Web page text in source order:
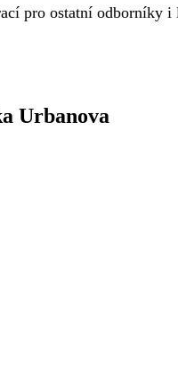
pro ostatní odborníky i
Urbanova